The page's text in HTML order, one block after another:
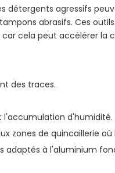
détergents agressifs
abrasifs. Ces
cela peut accélérer la
des traces.
l'accumulation d'humidité.
zones de quincaillerie
adaptés à l'aluminium